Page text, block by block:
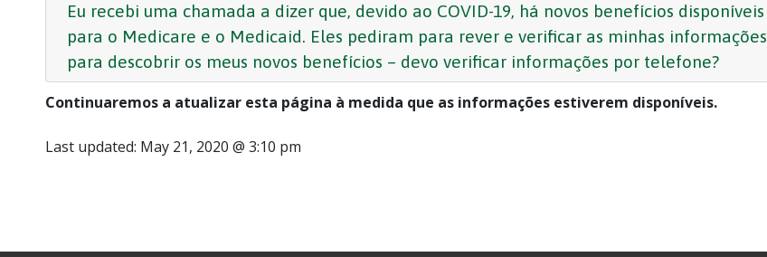
Eu recebi uma chamada a dizer que, devido ao COVID-19, há novos benefícios disponíveis
para o Medicare e o Medicaid. Eles pediram para rever e verificar as minhas informações
para descobrir os meus novos benefícios – devo verificar informações por telefone?
Continuaremos a atualizar esta página à medida que as informações estiverem disponíveis.
Last updated: May 21, 2020 @ 3:10 pm